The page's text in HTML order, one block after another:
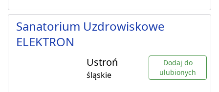
Sanatorium Uzdrowiskowe
ELEKTRON
Ustroń
śląskie
Dodaj do
ulubionych